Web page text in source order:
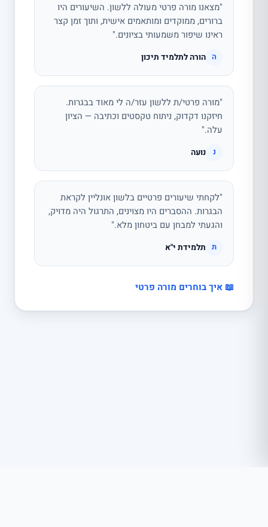
"מצאנו מורה פרטי מעולה ללשון. השיעורים היו
ברורים, ממוקדים ומותאמים אישית, ותוך זמן קצר
ראינו שיפור משמעותי בציונים."
ה הורה לתלמיד תיכון
"מורה פרטי/ת ללשון עזר/ה לי מאוד בבגרות.
חיזקנו דקדוק, ניתוח טקסטים וכתיבה — הציון
עלה."
נ נועה
"לקחתי שיעורים פרטיים בלשון אונליין לקראת
הבגרות. ההסברים היו מצוינים, התרגול היה מדויק,
והגעתי למבחן עם ביטחון מלא."
ת תלמידת י"א
📖 איך בוחרים מורה פרטי